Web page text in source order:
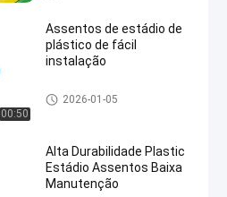
00:50
Assentos de estádio de
plástico de fácil
instalação
Assento plástico do estádio
2026-01-05
Alta Durabilidade Plastic
Estádio Assentos Baixa
Manutenção